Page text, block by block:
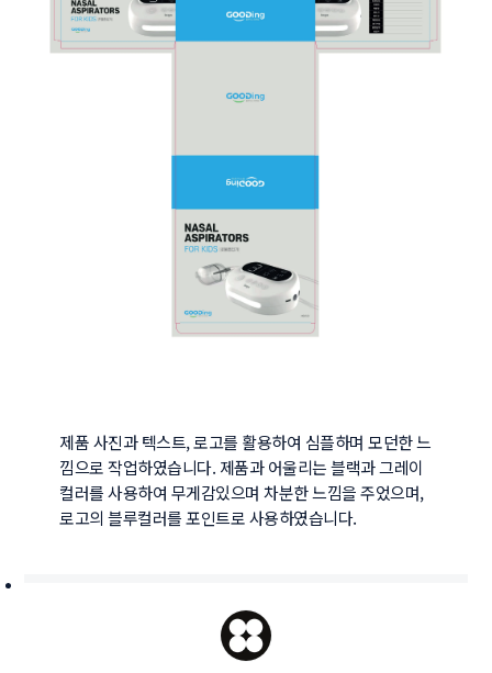
제품 사진과 텍스트, 로고를 활용하여 심플하며 모던한 느
낌으로 작업하였습니다. 제품과 어울리는 블랙과 그레이
컬러를 사용하여 무게감있으며 차분한 느낌을 주었으며,
로고의 블루컬러를 포인트로 사용하였습니다.